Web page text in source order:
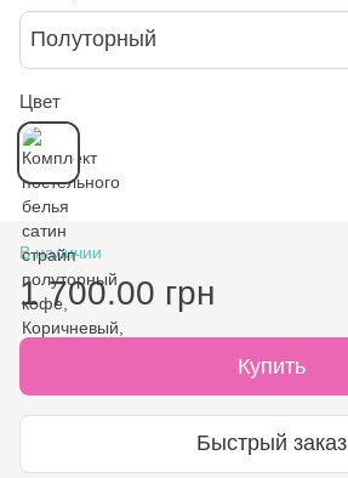
Полуторный
Цвет
В наличии
1 700.00 грн
Купить
Быстрый заказ